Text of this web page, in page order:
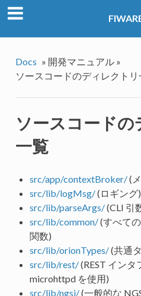
Docs » 開発マニュアル »
ソースコードのディレクトリ
ソースコードの
一覧
src/app/contextBroker/(
src/lib/logMsg/(ロギング)
src/lib/parseArgs/(CLI 引
src/lib/common/(すべて
関数)
src/lib/orionTypes/(共通
src/lib/rest/(REST インタ
microhttpd を使用)
src/lib/ngsi/(一般的な